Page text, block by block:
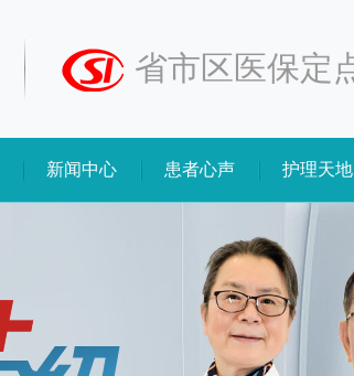
省市区医保定
新闻中心 患者心声 护理天地